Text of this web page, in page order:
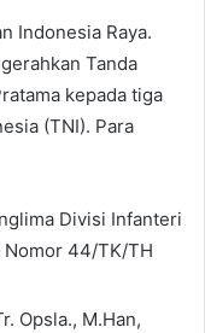
Indonesia Raya.
Tanda
kepada tiga
(TNI). Para
Divisi Infanteri
Nomor 44/TK/TH
Opsla., M.Han,